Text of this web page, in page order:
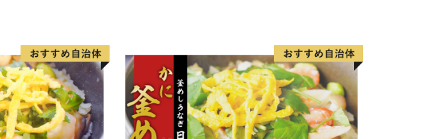
〇ふるさと納税を通じて障がい者の雇用を！
岩手県陸前高田市ではふるさと納税の返礼品の梱包を障がい者の皆
様に正式に委託しております。
もしかすると、きちんと梱包されているか心配される方もいるかも
しれません。もちろん様々な障がいにより苦手な作業もあります